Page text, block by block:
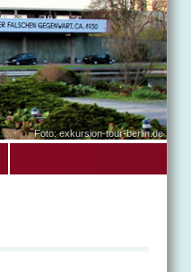
Foto: exkursion-tour-berlin.de